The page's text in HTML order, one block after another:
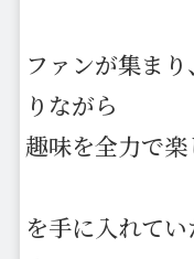
ファンが集ま
りながら
趣味を全力で
を手に入れて